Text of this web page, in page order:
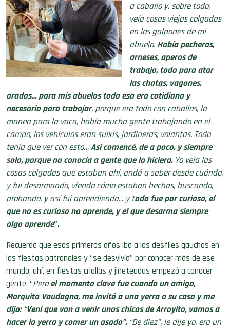
a caballo y, sobre todo,
veía cosas viejas colgadas
en los galpones de mi
abuelo. Había pecheras,
arneses, aperos de
trabajo, todo para atar
las chatas, vagones,
arados… para mis abuelos todo eso era cotidiano y
necesario para trabajar, porque era todo con caballos, la
manea para la vaca, había mucha gente trabajando en el
campo, los vehículos eran sulkis, jardineras, volantas. Todo
tenía que ver con esto…Así comencé, de a poco, y siempre
solo, porque no conocía a gente que lo hiciera.Yo veía las
cosas colgadas que estaban ahí, andá a saber desde cuándo,
y fui desarmando, viendo cómo estaban hechas, buscando,
probando, y así fui aprendiendo… y todo fue por curioso, el
que no es curioso no aprende, y el que desarma siempre
algo aprende”.
Recuerda que esos primeros años iba a los desfiles gauchos en
las fiestas patronales y “se desvivía” por conocer más de ese
mundo; ahí, en fiestas criollas y jineteadas empezó a conocer
gente. “Peroel momento clave fue cuando un amigo,
Marquito Vaudagna, me invitó a una yerra a su casa y me
dijo: “Vení que van a venir unos chicos de Arroyito, vamos a
hacer la yerra y comer un asado”.“De diez”, le dije yo, era un